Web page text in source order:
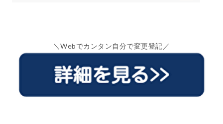
＼Webでカンタン自分で変更登記／